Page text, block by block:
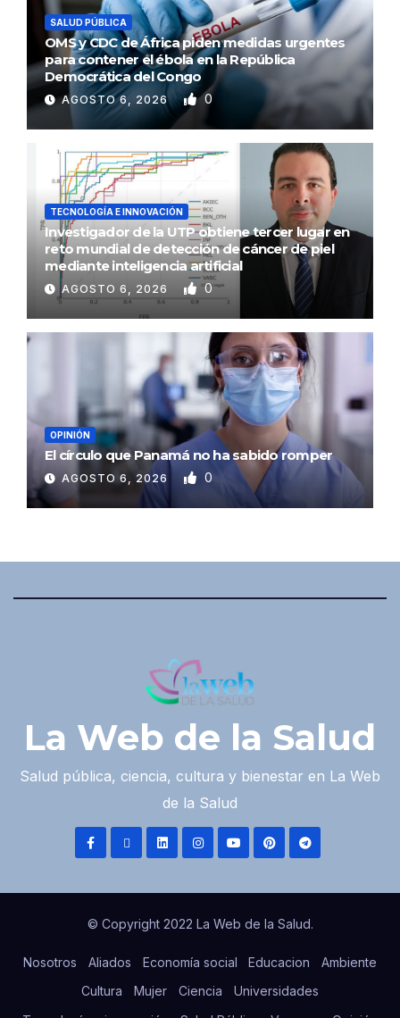
SALUD PÚBLICA
OMS y CDC de África piden medidas urgentes
para contener el ébola en la República
Democrática del Congo
AGOSTO 6, 2026 0
TECNOLOGÍA E INNOVACIÓN
Investigador de la UTP obtiene tercer lugar en
reto mundial de detección de cáncer de piel
mediante inteligencia artificial
AGOSTO 6, 2026 0
OPINIÓN
El círculo que Panamá no ha sabido romper
AGOSTO 6, 2026 0
La Web de la Salud
Salud pública, ciencia, cultura y bienestar en La Web
de la Salud
© Copyright 2022 La Web de la Salud.
Nosotros Aliados Economía social Educacion
Ambiente
Cultura
Mujer Ciencia
Universidades